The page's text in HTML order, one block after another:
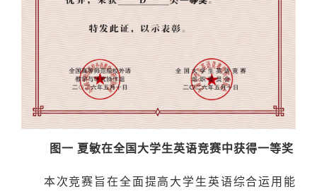
图一 夏敏在全国大学生英语竞赛中获得一等奖
本次竞赛旨在全面提高大学生英语综合运用能